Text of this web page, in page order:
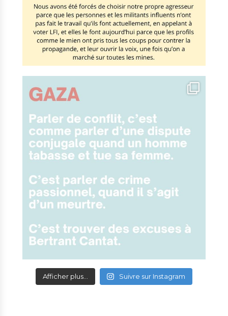
Afficher plus... Suivre sur Instagram